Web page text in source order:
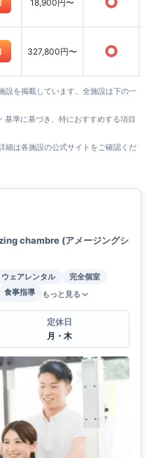
18,900円〜
327,800円〜 ○
設を掲載しています。全施設は下の一
準に基づき、特におすすめする項目
細は各施設の公式サイトをご確認くだ
chambre (アメージングシ
ウェアレンタル
完全個室
食事指導 もっと見る
定休日
月・木